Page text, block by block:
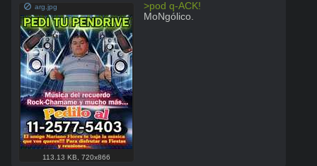
arg.jpg
113.13 KB ,720x866
>pod q-ACK!
MoNgólico.